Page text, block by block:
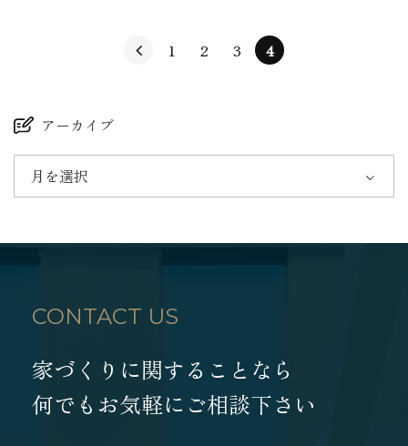
1 2 3 4
アーカイブ
月を選択
CONTACT US
家づくりに関することなら
何でもお気軽にご相談下さい